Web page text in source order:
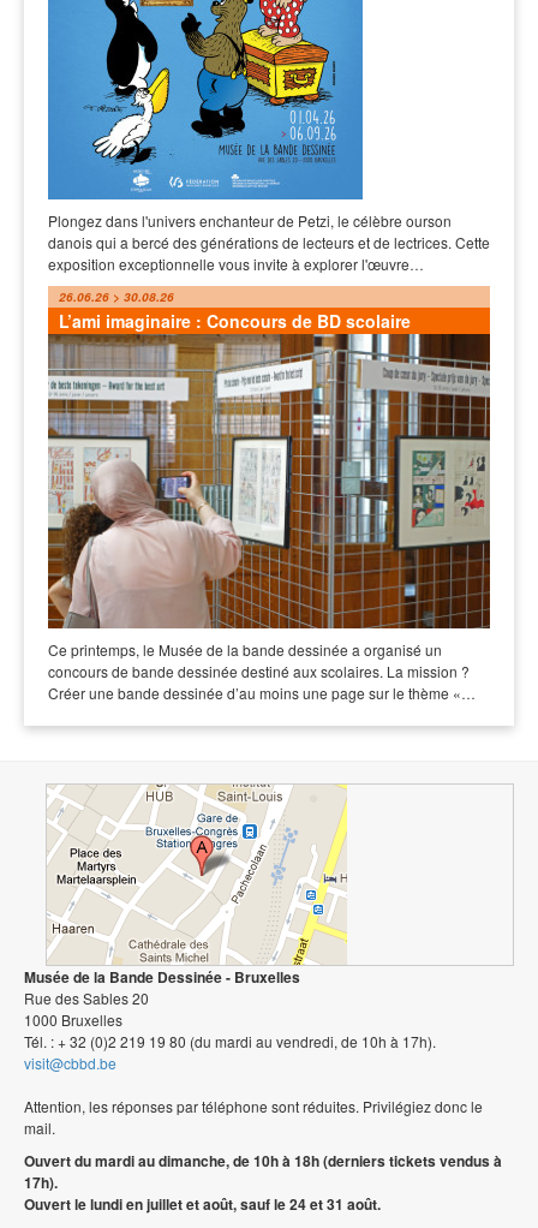
Plongez dans l'univers enchanteur de Petzi, le célèbre ourson
danois qui a bercé des générations de lecteurs et de lectrices. Cette
exposition exceptionnelle vous invite à explorer l'œuvre…
26.06.26 > 30.08.26
L’ami imaginaire : Concours de BD scolaire
Ce printemps, le Musée de la bande dessinée a organisé un
concours de bande dessinée destiné aux scolaires. La mission ?
Créer une bande dessinée d’au moins une page sur le thème «…
Musée de la Bande Dessinée - Bruxelles
Rue des Sables 20
1000 Bruxelles
Tél. : + 32 (0)2 219 19 80 (du mardi au vendredi, de 10h à 17h).
visit@cbbd.be
Attention, les réponses par téléphone sont réduites. Privilégiez donc le
mail.
Ouvert du mardi au dimanche, de 10h à 18h (derniers tickets vendus à
17h).
Ouvert le lundi en juillet et août, sauf le 24 et 31 août.